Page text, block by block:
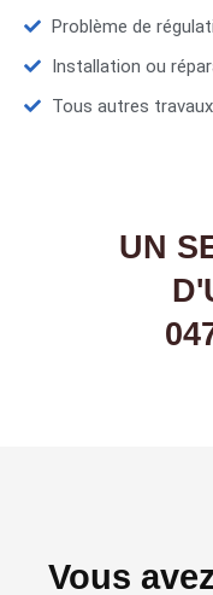
Problème de
Installation ou
Tous autres
UN
Vous